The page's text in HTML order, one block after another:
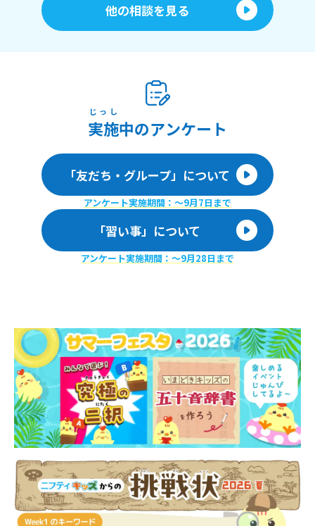
他の相談を見る
実施
じっし
中のアンケート
「友だち・グループ」について
アンケート実施期間：〜9月7日まで
「習い事」について
アンケート実施期間：〜9月28日まで